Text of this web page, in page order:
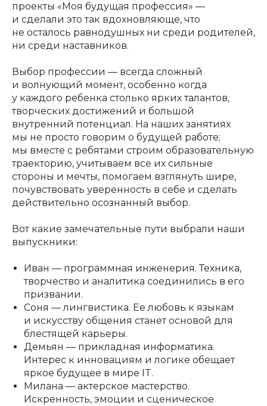
проекты «Моя будущая профессия» —
и сделали это так вдохновляюще, что
не осталось равнодушных ни среди родителей,
ни среди наставников.
Выбор профессии — всегда сложный
и волнующий момент, особенно когда
у каждого ребенка столько ярких талантов,
творческих достижений и большой
внутренний потенциал. На наших занятиях
мы не просто говорим о будущей работе;
мы вместе с ребятами строим образовательную
траекторию, учитываем все их сильные
стороны и мечты, помогаем взглянуть шире,
почувствовать уверенность в себе и сделать
действительно осознанный выбор.
Вот какие замечательные пути выбрали наши
выпускники:
Иван — программная инженерия. Техника,
творчество и аналитика соединились в его
призвании.
Соня — лингвистика. Ее любовь к языкам
и искусству общения станет основой для
блестящей карьеры.
Демьян — прикладная информатика.
Интерес к инновациям и логике обещает
яркое будущее в мире IT.
Милана — актерское мастерство.
Искренность, эмоции и сценическое